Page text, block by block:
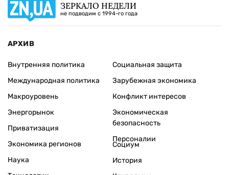
ЗЕРКАЛО НЕДЕЛИ
не подводим с 1994-го года
АРХИВ
Внутренняя политика
Международная политика
Макроуровень
Энергорынок
Приватизация
Экономика регионов
Социальная защита
Зарубежная экономика
Конфликт интересов
Экономическая
безопасность
Персоналии
Наука
Социум
История